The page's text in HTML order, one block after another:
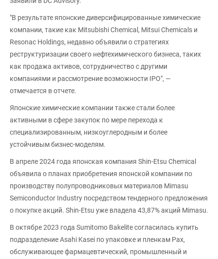
"В результате японские диверсифицированные химические
компании, такие как Mitsubishi Chemical, Mitsui Chemicals и
Resonac Holdings, недавно объявили о стратегиях
реструктуризации своего нефтехимического бизнеса, таких
как продажа активов, сотрудничество с другими
компаниями и рассмотрение возможности IPO", —
отмечается в отчете.
Японские химические компании также стали более
активными в сфере закупок по мере перехода к
специализированным, низкоуглеродным и более
устойчивым бизнес-моделям.
В апреле 2024 года японская компания Shin-Etsu Chemical
объявила о планах приобретения японской компании по
производству полупроводниковых материалов Mimasu
Semiconductor Industry посредством тендерного предложения
о покупке акций. Shin-Etsu уже владела 43,87% акций Mimasu.
В октябре 2023 года Sumitomo Bakelite согласилась купить
подразделение Asahi Kasei по упаковке и пленкам Pax,
обслуживающее фармацевтический, промышленный и